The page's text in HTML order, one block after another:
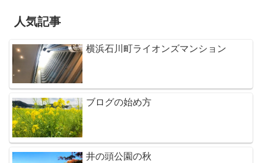
人気記事
横浜石川町ライオンズマンション
ブログの始め方
井の頭公園の秋